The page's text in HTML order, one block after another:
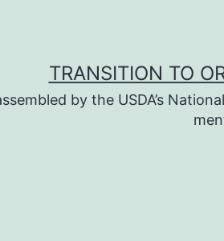
TRANSITION TO
by the USDA’s